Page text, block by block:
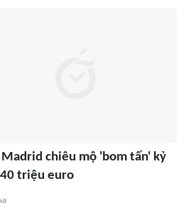
Madrid chiêu mộ 'bom tấn' kỷ
triệu euro